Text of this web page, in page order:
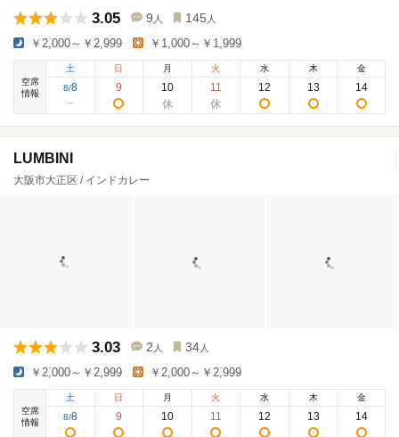
3.05 9 人 145 人
￥2,000～￥2,999 ￥1,000～￥1,999
空席
情報
土
8/8
日
9
月
10
火
11
水
12
木
13
金
14
LUMBINI
大阪市大正区 / インドカレー
3.03 2 人 34 人
￥2,000～￥2,999 ￥2,000～￥2,999
空席
情報
土
8/8
日
9
月
10
火
11
水
12
木
13
金
14